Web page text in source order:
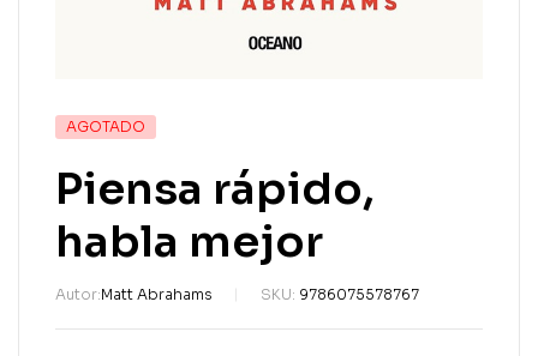
AGOTADO
Piensa rápido,
habla mejor
Autor:Matt Abrahams SKU: 9786075578767